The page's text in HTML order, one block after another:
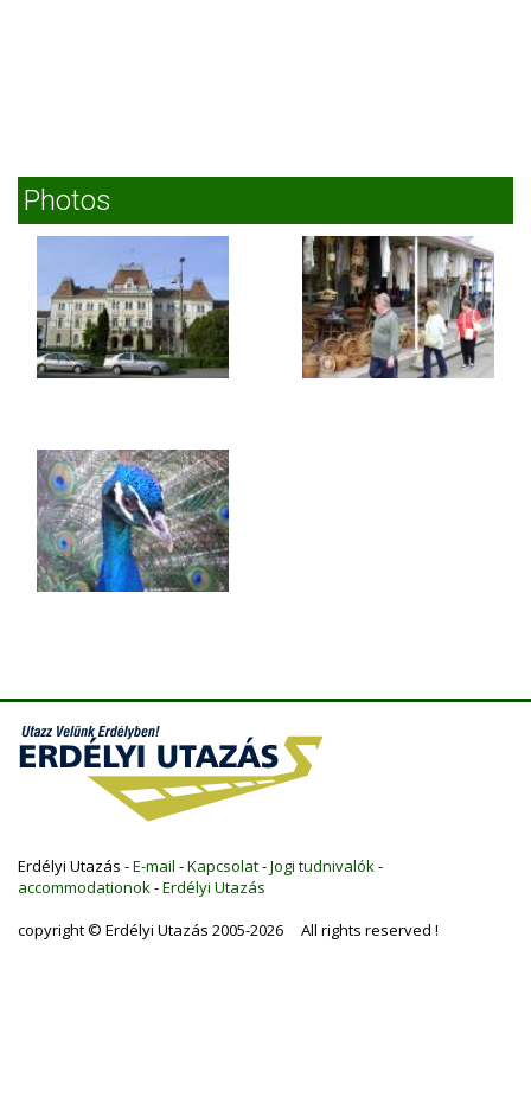
Photos
Erdélyi Utazás -E-mail -Kapcsolat-Jogi tudnivalók -
accommodationok -Erdélyi Utazás
copyright © Erdélyi Utazás 2005-2026 All rights reserved !